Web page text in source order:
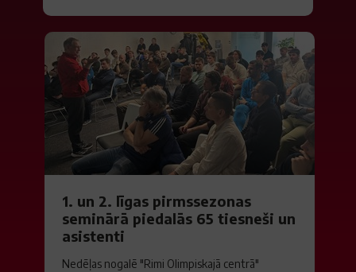
1. un 2. līgas pirmssezonas
seminārā piedalās 65 tiesneši un
asistenti
Nedēļas nogalē "Rimi Olimpiskajā centrā"